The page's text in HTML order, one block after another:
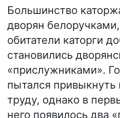
Большинство
дворян
обитатели каторги
становились
«прислужниками».
пытался
труду, однако в
него появилось два